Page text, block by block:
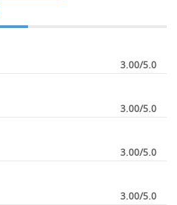
3.00/5.0
3.00/5.0
3.00/5.0
3.00/5.0